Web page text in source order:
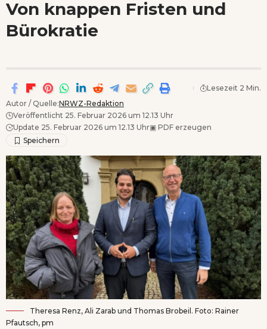
Von knappen Fristen und
Bürokratie
Autor / Quelle:NRWZ-Redaktion
Veröffentlicht 25. Februar 2026 um 12.13 Uhr
Update 25. Februar 2026 um 12.13 Uhr▣ PDF erzeugen
Lesezeit 2 Min.
Theresa Renz, Ali Zarab und Thomas Brobeil. Foto: Rainer
Pfautsch, pm